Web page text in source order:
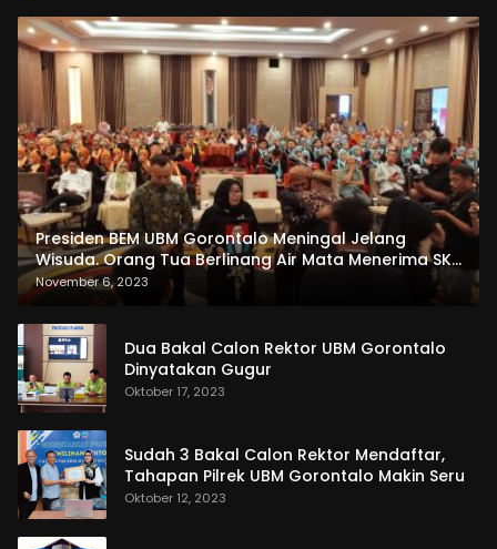
Presiden BEM UBM Gorontalo Meningal Jelang
Wisuda. Orang Tua Berlinang Air Mata Menerima SKL
dan Pemasangan Salempang
November 6, 2023
Dua Bakal Calon Rektor UBM Gorontalo
Dinyatakan Gugur
Oktober 17, 2023
Sudah 3 Bakal Calon Rektor Mendaftar,
Tahapan Pilrek UBM Gorontalo Makin Seru
Oktober 12, 2023